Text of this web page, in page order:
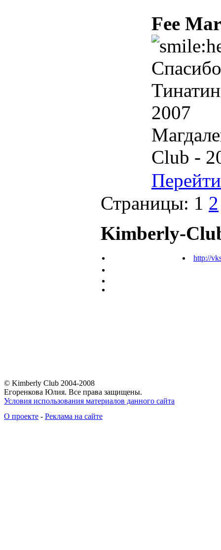
Fee
2007
Club -
Перейти
Страницы: 1 2
Kimberly-
http://
© Kimberly Club 2004-2008
Егоренкова Юлия. Все права защищены.
Условия использования материалов данного сайта
О проекте - Реклама на сайте